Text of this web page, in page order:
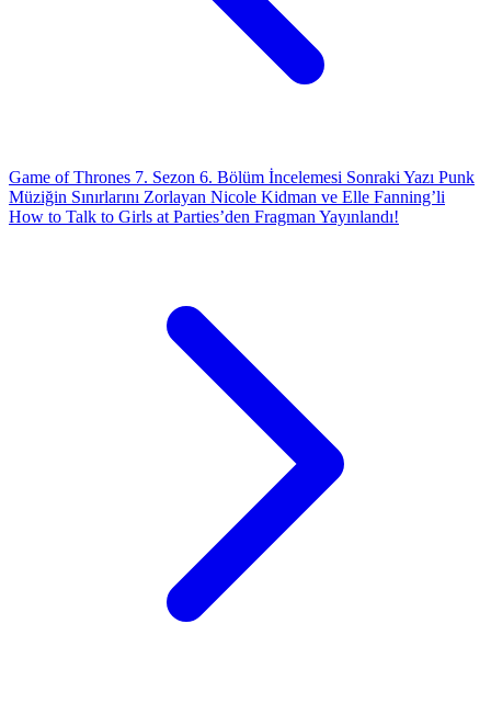
Game of Thrones 7. Sezon 6. Bölüm İncelemesi Sonraki Yazı Punk
Müziğin Sınırlarını Zorlayan Nicole Kidman ve Elle Fanning’li
How to Talk to Girls at Parties’den Fragman Yayınlandı!